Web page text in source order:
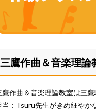
三鷹作曲＆音楽理
鷹作曲＆音楽理論教室は三
当：Tsuru先生がきめ細やか